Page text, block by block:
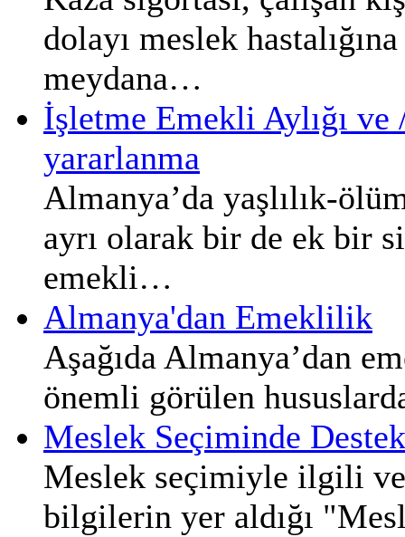
dolayı meslek
meydana…
İşletme Emekli Aylığı
yararlanma
Almanya’da yaşlılık-
ayrı olarak bir de ek bir
emekli…
Almanya'dan Emeklilik
Aşağıda Almanya’dan
önemli görülen
Meslek Seçiminde
Meslek seçimiyle ilgili
bilgilerin yer aldığı